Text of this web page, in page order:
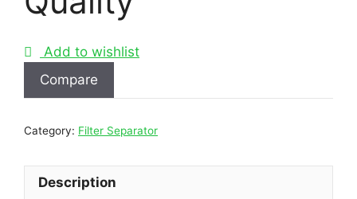
Add to wishlist
Compare
Category: Filter Separator
Description